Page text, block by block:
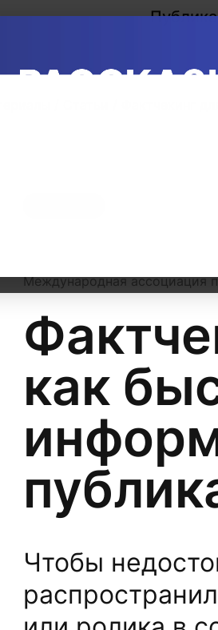
Международная ассоциация
как
Чтобы